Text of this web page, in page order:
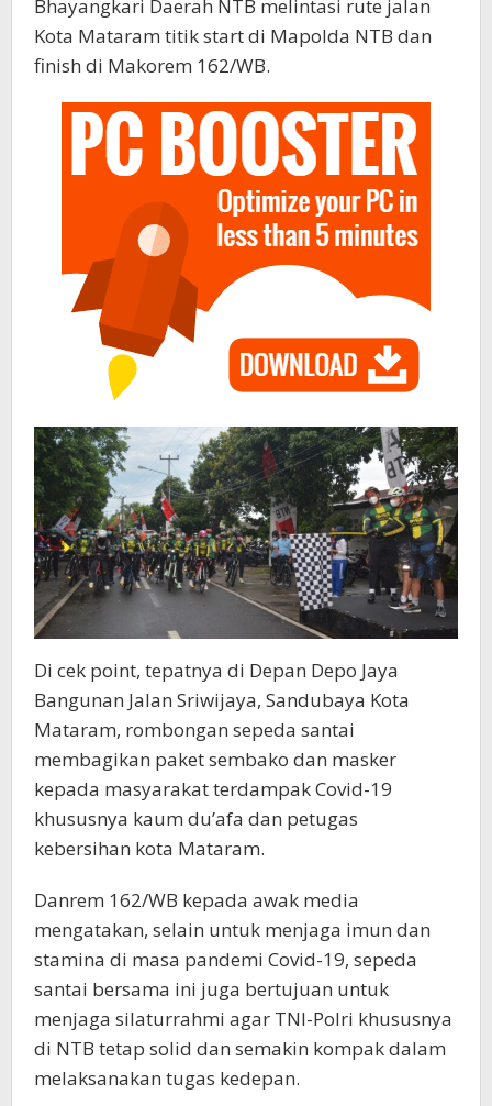
Bhayangkari Daerah NTB melintasi rute jalan
Kota Mataram titik start di Mapolda NTB dan
finish di Makorem 162/WB.
Di cek point, tepatnya di Depan Depo Jaya
Bangunan Jalan Sriwijaya, Sandubaya Kota
Mataram, rombongan sepeda santai
membagikan paket sembako dan masker
kepada masyarakat terdampak Covid-19
khususnya kaum du’afa dan petugas
kebersihan kota Mataram.
Danrem 162/WB kepada awak media
mengatakan, selain untuk menjaga imun dan
stamina di masa pandemi Covid-19, sepeda
santai bersama ini juga bertujuan untuk
menjaga silaturrahmi agar TNI-Polri khususnya
di NTB tetap solid dan semakin kompak dalam
melaksanakan tugas kedepan.